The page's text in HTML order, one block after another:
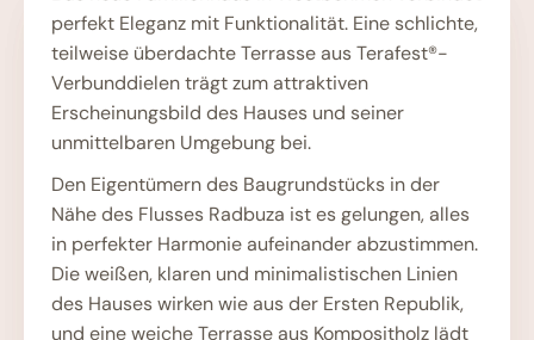
perfekt Eleganz mit Funktionalität. Eine schlichte,
teilweise überdachte Terrasse aus Terafest®-
Verbunddielen trägt zum attraktiven
Erscheinungsbild des Hauses und seiner
unmittelbaren Umgebung bei.
Den Eigentümern des Baugrundstücks in der
Nähe des Flusses Radbuza ist es gelungen, alles
in perfekter Harmonie aufeinander abzustimmen.
Die weißen, klaren und minimalistischen Linien
des Hauses wirken wie aus der Ersten Republik,
und eine weiche Terrasse aus Kompositholz lädt